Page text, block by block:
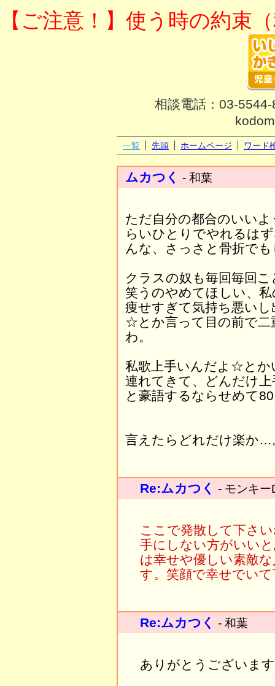
【ご注意！】使う時の約束
相談電話：03-
一覧 先頭 ホームページ ワード
ムカつく - 和葉
ただ自分の都合のいい
らいひとりでやれるは
んな、さっさと骨折で
クラスの奴も毎回毎回
笑うのやめてほしい、
痩せすぎて気持ち悪い
☆とか言って目の前で二
わ。
私歌上手いんだよ☆とか
連れてきて、どんだけ
と豪語するならせめて
言えたらどれだけ楽か…
Re:ムカつく - モンキー
ここで発散して下さ
手にしない方がいい
は幸せや優しい素敵
す。笑顔で幸せでい
Re:ムカつく - 和葉
ありがとうございま